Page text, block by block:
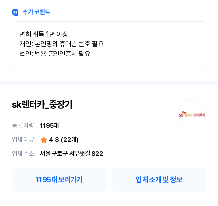
추가 코멘트
면허 취득 1년 이상
개인: 본인명의 휴대폰 번호 필요
법인: 범용 공인인증서 필요
sk렌터카_중장기
등록 차량 1195대
업체 리뷰
4.8 (22개)
업체 주소
서울 구로구 서부샛길 822
1195대 보러가기 업체 소개 및 정보